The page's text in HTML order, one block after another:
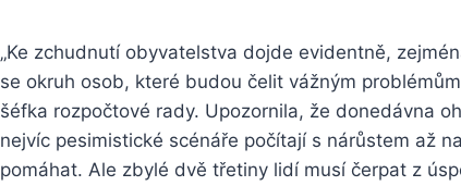
„Ke zchudnutí obyvatelstva dojde evidentně,
se okruh osob, které budou čelit vážným
šéfka rozpočtové rady. Upozornila, že donedávna
nejvíc pesimistické scénáře počítají s nárůstem až
pomáhat. Ale zbylé dvě třetiny lidí musí čerpat z